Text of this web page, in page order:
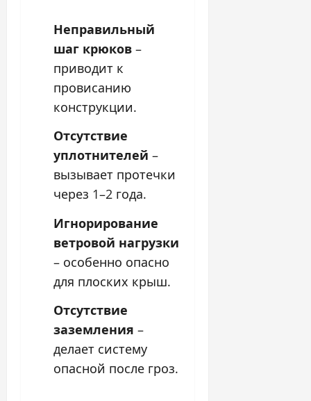
Неправильный
шаг крюков –
приводит к
провисанию
конструкции.
Отсутствие
уплотнителей –
вызывает протечки
через 1–2 года.
Игнорирование
ветровой нагрузки
– особенно опасно
для плоских крыш.
Отсутствие
заземления –
делает систему
опасной после гроз.